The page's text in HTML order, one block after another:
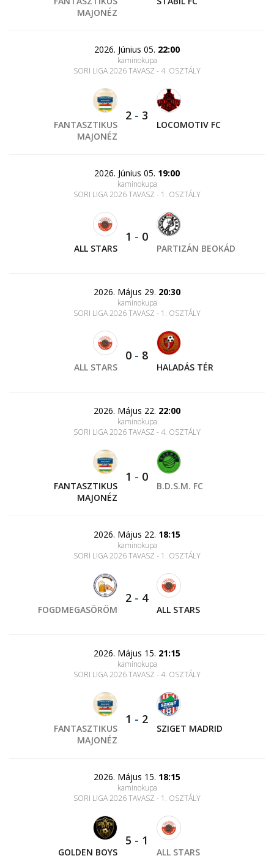
MAJONÉZ
2026. Június 05. 22:00
kaminokupa
SORI LIGA 2026 TAVASZ - 4. OSZTÁLY
FANTASZTIKUS
MAJONÉZ
2 - 3
LOCOMOTIV FC
2026. Június 05. 19:00
kaminokupa
SORI LIGA 2026 TAVASZ - 1. OSZTÁLY
ALL STARS
1 - 0
PARTIZÁN BEOKÁD
2026. Május 29. 20:30
kaminokupa
SORI LIGA 2026 TAVASZ - 1. OSZTÁLY
ALL STARS
0 - 8
HALADÁS TÉR
2026. Május 22. 22:00
kaminokupa
SORI LIGA 2026 TAVASZ - 4. OSZTÁLY
FANTASZTIKUS
MAJONÉZ
1 - 0
B.D.S.M. FC
2026. Május 22. 18:15
kaminokupa
SORI LIGA 2026 TAVASZ - 1. OSZTÁLY
FOGDMEGASÖRÖM
2 - 4
ALL STARS
2026. Május 15. 21:15
kaminokupa
SORI LIGA 2026 TAVASZ - 4. OSZTÁLY
FANTASZTIKUS
MAJONÉZ
1 - 2
SZIGET MADRID
2026. Május 15. 18:15
kaminokupa
SORI LIGA 2026 TAVASZ - 1. OSZTÁLY
GOLDEN BOYS
5 - 1
ALL STARS